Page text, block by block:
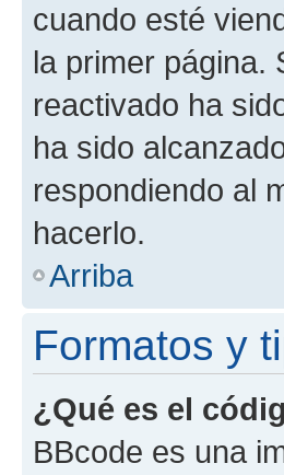
cuando esté
la primer página.
reactivado ha
ha sido
respondiendo al
hacerlo.
Arriba
Formatos y
¿Qué es el
BBcode es una